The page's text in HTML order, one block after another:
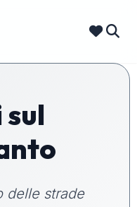
sul
delle strade